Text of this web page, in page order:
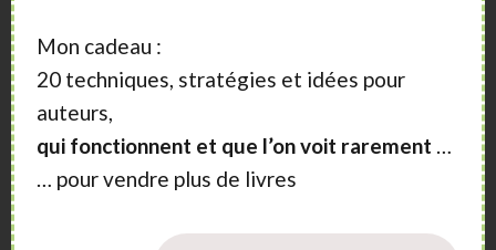
Nous contacter
Sidebar
Mon cadeau :
20 techniques, stratégies et idées pour
auteurs,
qui fonctionnent et que l’on voit rarement …
… pour vendre plus de livres